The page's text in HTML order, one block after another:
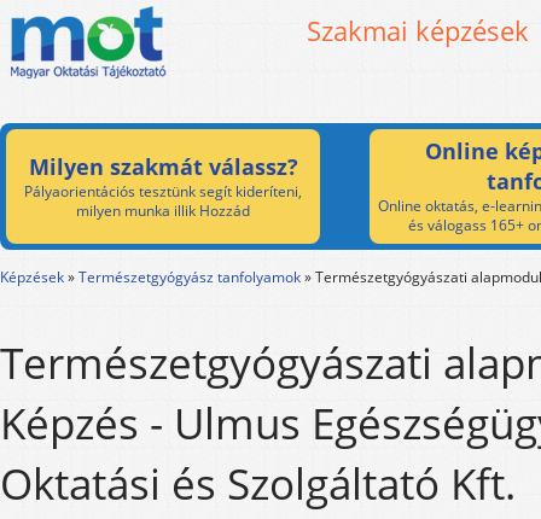
Szakmai képzések
Milyen szakmát válassz?
Pályaorientációs tesztünk segít kideríteni,
milyen munka illik Hozzád
Online
Online oktatás, e-
és válogass 165+
Képzések»Természetgyógyász tanfolyamok»Természetgyógyászati alapmodul
Természetgyógyászati
Képzés - Ulmus
Oktatási és Szolgáltató Kft.